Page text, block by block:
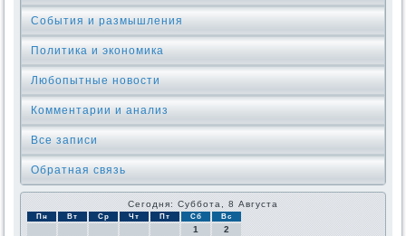
События и размышления
Политика и экономика
Любопытные новости
Комментарии и анализ
Все записи
Обратная связь
Сегодня: Суббота, 8 Августа
Пн Вт Ср Чт Пт Сб Вс
1
2